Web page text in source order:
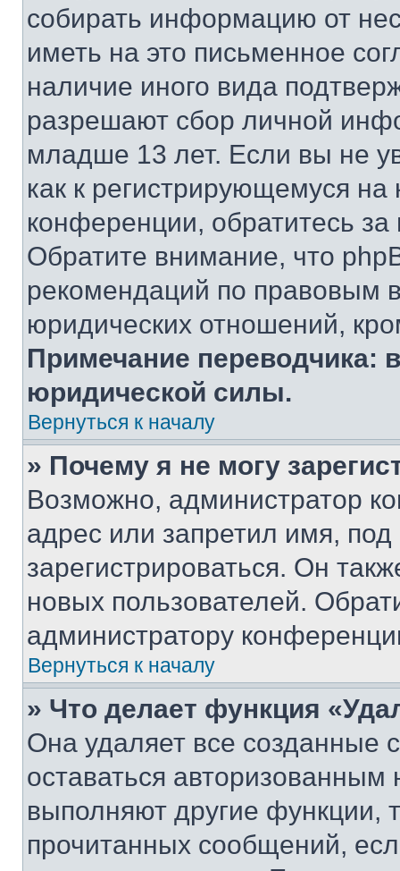
собирать информацию от
иметь на это письменное
наличие иного вида
разрешают сбор личной
младше 13 лет. Если вы не
как к регистрирующемуся
конференции, обратитесь
Обратите внимание, что
рекомендаций по правовым
юридических отношений,
Примечание переводчика:
юридической силы.
Вернуться к началу
» Почему я не могу
Возможно, администратор
адрес или запретил имя,
зарегистрироваться. Он
новых пользователей.
администратору
Вернуться к началу
» Что делает функция
Она удаляет все созданные
оставаться
выполняют другие функции,
прочитанных сообщений,